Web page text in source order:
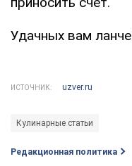
Удачных вам
ИСТОЧНИК: uzver.ru
Кулинарные статьи
Редакционная политика